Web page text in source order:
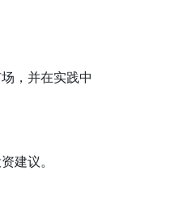
，并在实践中
建议。